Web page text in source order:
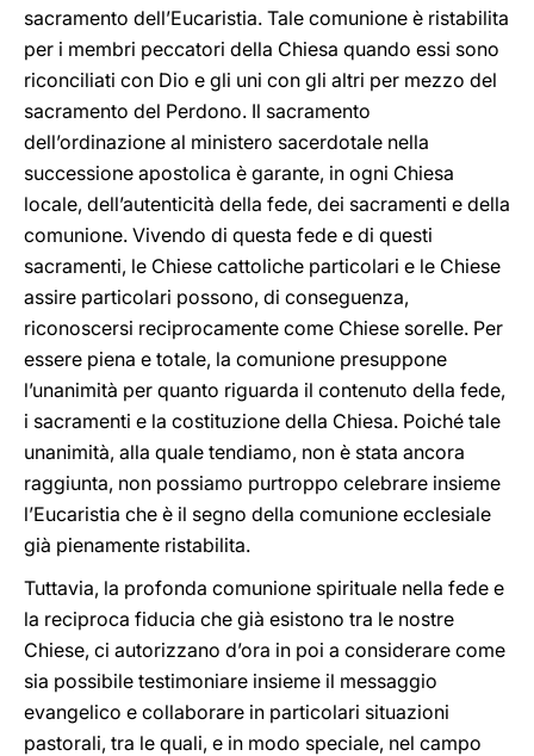
sacramento dell’Eucaristia. Tale comunione è ristabilita
per i membri peccatori della Chiesa quando essi sono
riconciliati con Dio e gli uni con gli altri per mezzo del
sacramento del Perdono. Il sacramento
dell’ordinazione al ministero sacerdotale nella
successione apostolica è garante, in ogni Chiesa
locale, dell’autenticità della fede, dei sacramenti e della
comunione. Vivendo di questa fede e di questi
sacramenti, le Chiese cattoliche particolari e le Chiese
assire particolari possono, di conseguenza,
riconoscersi reciprocamente come Chiese sorelle. Per
essere piena e totale, la comunione presuppone
l’unanimità per quanto riguarda il contenuto della fede,
i sacramenti e la costituzione della Chiesa. Poiché tale
unanimità, alla quale tendiamo, non è stata ancora
raggiunta, non possiamo purtroppo celebrare insieme
l’Eucaristia che è il segno della comunione ecclesiale
già pienamente ristabilita.
Tuttavia, la profonda comunione spirituale nella fede e
la reciproca fiducia che già esistono tra le nostre
Chiese, ci autorizzano d’ora in poi a considerare come
sia possibile testimoniare insieme il messaggio
evangelico e collaborare in particolari situazioni
pastorali, tra le quali, e in modo speciale, nel campo